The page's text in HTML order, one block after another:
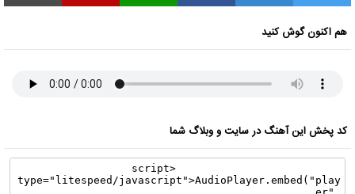
هم اکنون گوش کنید
کد پخش این آهنگ در سایت و وبلاگ شما